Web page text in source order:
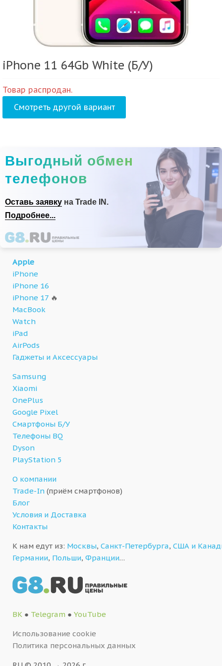
iPhone 11 64Gb White (Б/У)
Товар распродан.
Смотреть другой вариант
Выгодный обмен
телефонов
Оставь заявку на Trade IN.
Подробнее...
Apple
iPhone
iPhone 16
iPhone 17 🔥
MacBook
Watch
iPad
AirPods
Гаджеты и Аксессуары
Samsung
Xiaomi
OnePlus
Google Pixel
Смартфоны Б/У
Телефоны BQ
Dyson
PlayStation 5
О компании
Trade-In (приём смартфонов)
Блог
Условия и Доставка
Контакты
К нам едут из: Москвы, Санкт-Петербурга, США и
Германии, Польши, Франции…
ВК ● Telegram ● YouTube
Использование cookie
Политика персональных данных